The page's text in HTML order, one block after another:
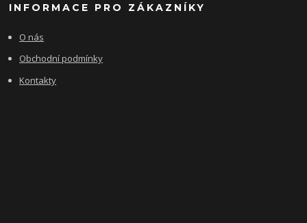
INFORMACE PRO ZÁKAZNÍKY
O nás
Obchodní podmínky
Kontakty